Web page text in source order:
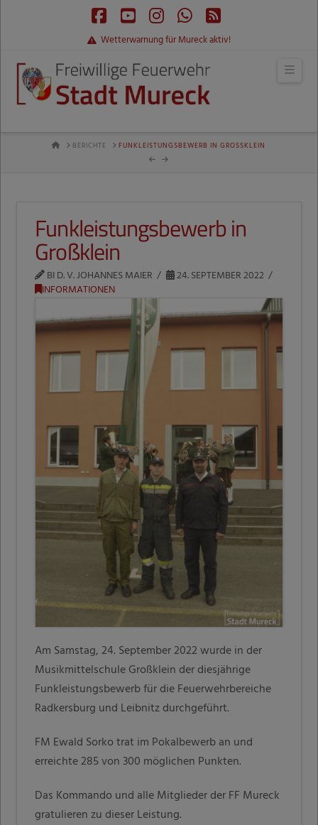
Facebook
YouTube
Instagram
Whatsapp
RSS
Wetterwarnung für Mureck aktiv!
HOMEBERICHTE FUNKLEISTUNGSBEWERB IN GROSSKLEIN
Funkleistungsbewerb in
Großklein
BI D. V. JOHANNES MAIER
24. SEPTEMBER 2022
INFORMATIONEN
Am Samstag, 24. September 2022 wurde in der
Musikmittelschule Großklein der diesjährige
Funkleistungsbewerb für die Feuerwehrbereiche
Radkersburg und Leibnitz durchgeführt.
FM Ewald Sorko trat im Pokalbewerb an und
erreichte 285 von 300 möglichen Punkten.
Das Kommando und alle Mitglieder der FF Mureck
gratulieren zu dieser Leistung.